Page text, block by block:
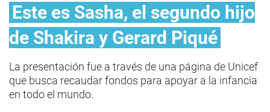
Este es Sasha, el segundo hijo
de Shakira y Gerard Piqué
La presentación fue a través de una página de Unicef
que busca recaudar fondos para apoyar a la infancia
en todo el mundo.